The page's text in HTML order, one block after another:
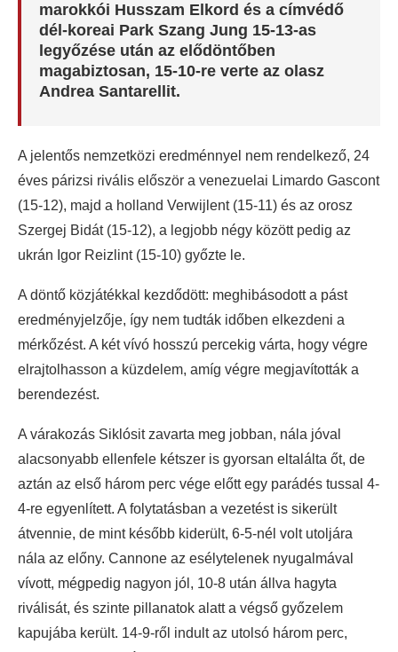
marokkói Husszam Elkord és a címvédő
dél-koreai Park Szang Jung 15-13-as
legyőzése után az elődöntőben
magabiztosan, 15-10-re verte az olasz
Andrea Santarellit.
A jelentős nemzetközi eredménnyel nem rendelkező, 24
éves párizsi rivális először a venezuelai Limardo Gascont
(15-12), majd a holland Verwijlent (15-11) és az orosz
Szergej Bidát (15-12), a legjobb négy között pedig az
ukrán Igor Reizlint (15-10) győzte le.
A döntő közjátékkal kezdődött: meghibásodott a pást
eredményjelzője, így nem tudták időben elkezdeni a
mérkőzést. A két vívó hosszú percekig várta, hogy végre
elrajtolhasson a küzdelem, amíg végre megjavították a
berendezést.
A várakozás Siklósit zavarta meg jobban, nála jóval
alacsonyabb ellenfele kétszer is gyorsan eltalálta őt, de
aztán az első három perc vége előtt egy parádés tussal 4-
4-re egyenlített. A folytatásban a vezetést is sikerült
átvennie, de mint később kiderült, 6-5-nél volt utoljára
nála az előny. Cannone az esélytelenek nyugalmával
vívott, mégpedig nagyon jól, 10-8 után állva hagyta
riválisát, és szinte pillanatok alatt a végső győzelem
kapujába került. 14-9-ről indult az utolsó három perc,